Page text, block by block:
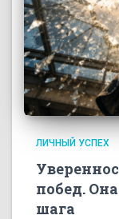
ЛИЧНЫЙ УСПЕХ
побед.
шага